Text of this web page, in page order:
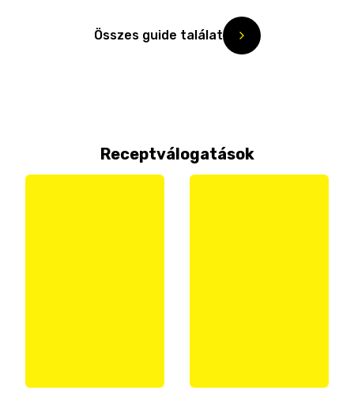
Összes guide találat
Receptválogatások